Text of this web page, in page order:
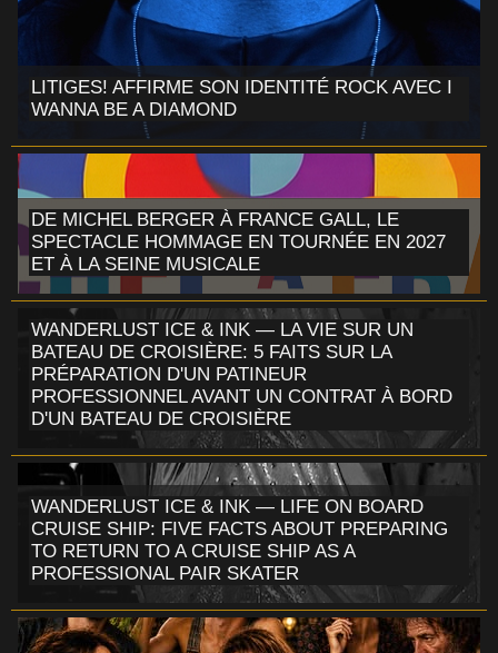
LITIGES! AFFIRME SON IDENTITÉ ROCK AVEC I
WANNA BE A DIAMOND
DE MICHEL BERGER À FRANCE GALL, LE
SPECTACLE HOMMAGE EN TOURNÉE EN 2027
ET À LA SEINE MUSICALE
WANDERLUST ICE & INK — LA VIE SUR UN
BATEAU DE CROISIÈRE: 5 FAITS SUR LA
PRÉPARATION D'UN PATINEUR
PROFESSIONNEL AVANT UN CONTRAT À BORD
D'UN BATEAU DE CROISIÈRE
WANDERLUST ICE & INK — LIFE ON BOARD
CRUISE SHIP: FIVE FACTS ABOUT PREPARING
TO RETURN TO A CRUISE SHIP AS A
PROFESSIONAL PAIR SKATER